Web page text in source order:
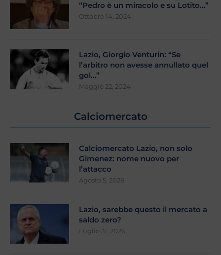
“Pedro è un miracolo e su Lotito…”
Ottobre 14, 2024
Lazio, Giorgio Venturin: “Se
l’arbitro non avesse annullato quel
gol…”
Maggio 22, 2024
Calciomercato
Calciomercato Lazio, non solo
Gimenez: nome nuovo per
l’attacco
Agosto 5, 2026
Lazio, sarebbe questo il mercato a
saldo zero?
Luglio 31, 2026